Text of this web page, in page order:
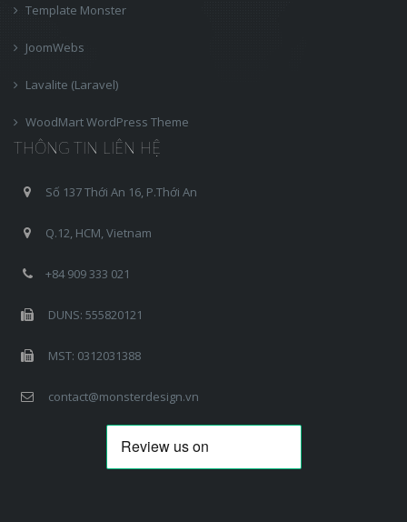
Template Monster
JoomWebs
Lavalite (Laravel)
WoodMart WordPress Theme
THÔNG TIN LIÊN HỆ
Số 137 Thới An 16, P.Thới An
Q.12, HCM, Vietnam
+84 909 333 021
DUNS: 555820121
MST: 0312031388
contact@monsterdesign.vn